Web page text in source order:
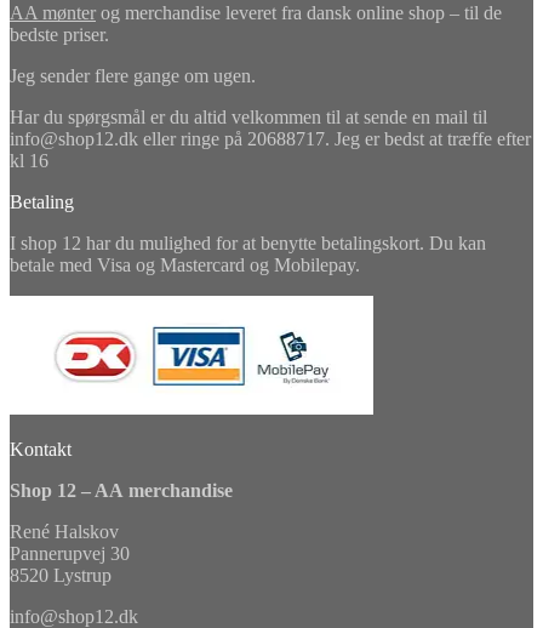
AA mønter og merchandise leveret fra dansk online shop – til de
bedste priser.
Jeg sender flere gange om ugen.
Har du spørgsmål er du altid velkommen til at sende en mail til
info@shop12.dk eller ringe på 20688717. Jeg er bedst at træffe efter
kl 16
Betaling
I shop 12 har du mulighed for at benytte betalingskort. Du kan
betale med Visa og Mastercard og Mobilepay.
Kontakt
Shop 12 – AA merchandise
René Halskov
Pannerupvej 30
8520 Lystrup
info@shop12.dk